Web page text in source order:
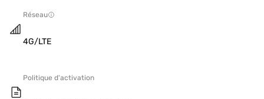
Réseau
4G/LTE
Politique d'activation